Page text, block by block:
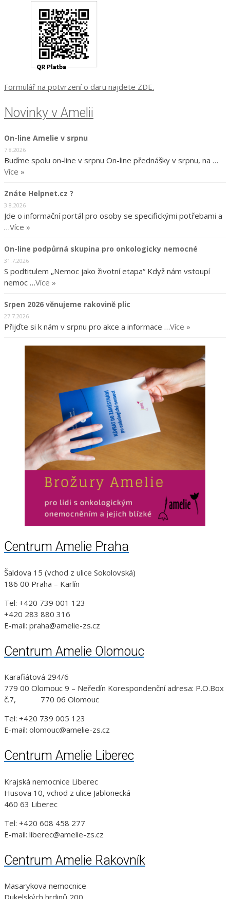
Formulář na potvrzení o daru najdete ZDE.
Novinky v Amelii
On-line Amelie v srpnu
7.8.2026
Buďme spolu on-line v srpnu On-line přednášky v srpnu, na …
Více »
Znáte Helpnet.cz ?
3.8.2026
Jde o informační portál pro osoby se specifickými potřebami a
…Více »
On-line podpůrná skupina pro onkologicky nemocné
31.7.2026
S podtitulem „Nemoc jako životní etapa“ Když nám vstoupí
nemoc …Více »
Srpen 2026 věnujeme rakovině plic
27.7.2026
Přijďte si k nám v srpnu pro akce a informace …Více »
Centrum Amelie Praha
Šaldova 15 (vchod z ulice Sokolovská)
186 00 Praha – Karlín
Tel: +420 739 001 123
+420 283 880 316
E-mail: praha@amelie-zs.cz
Centrum Amelie Olomouc
Karafiátová 294/6
779 00 Olomouc 9 – Neředín Korespondenční adresa: P.O.Box
č.7, 770 06 Olomouc
Tel: +420 739 005 123
E-mail: olomouc@amelie-zs.cz
Centrum Amelie Liberec
Krajská nemocnice Liberec
Husova 10, vchod z ulice Jablonecká
460 63 Liberec
Tel: +420 608 458 277
E-mail: liberec@amelie-zs.cz
Centrum Amelie Rakovník
Masarykova nemocnice